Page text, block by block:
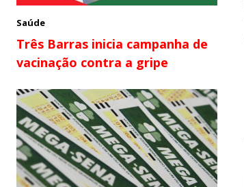
Saúde
Três Barras inicia campanha de
vacinação contra a gripe